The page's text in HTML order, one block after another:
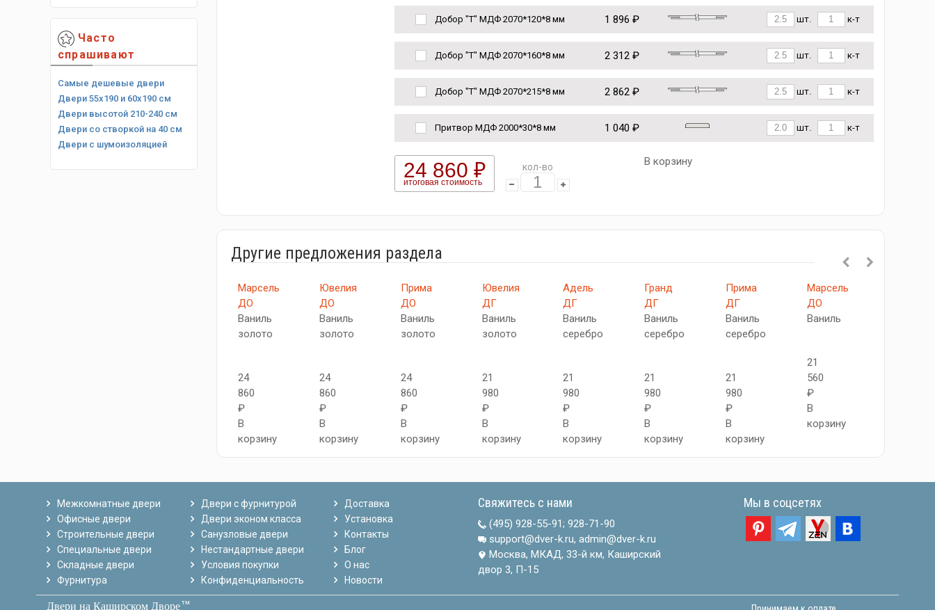
Часто
спрашивают
Самые дешевые двери
Двери 55х190 и 60х190 см
Двери высотой 210-240 см
Двери со створкой на 40 см
Двери с шумоизоляцией
Добор "Т" МДФ 2070*120*8 мм 1 896 ₽ шт. к-т
Добор "Т" МДФ 2070*160*8 мм 2 312 ₽ шт. к-т
Добор "Т" МДФ 2070*215*8 мм 2 862 ₽ шт. к-т
Притвор МДФ 2000*30*8 мм 1 040 ₽ шт. к-т
24 860 ₽
итоговая стоимость
кол-во В корзину
Другие предложения раздела
Марсель
ДО
Ваниль
золото
24
860
₽
В
корзину
Ювелия
ДО
Ваниль
золото
24
860
₽
В
корзину
Прима
ДО
Ваниль
золото
24
860
₽
В
корзину
Ювелия
ДГ
Ваниль
золото
21
980
₽
В
корзину
Адель
ДГ
Ваниль
серебро
21
980
₽
В
корзину
Гранд
ДГ
Ваниль
серебро
21
980
₽
В
корзину
Прима
ДГ
Ваниль
серебро
21
980
₽
В
корзину
Марсель
ДО
Ваниль
21
560
₽
В
корзину
Межкомнатные двери
Офисные двери
Строительные двери
Специальные двери
Складные двери
Фурнитура
Двери с фурнитурой
Двери эконом класса
Санузловые двери
Нестандартные двери
Условия покупки
Конфиденциальность
Доставка
Установка
Контакты
Блог
О нас
Новости
Свяжитесь с нами
(495) 928-55-91; 928-71-90
support@dver-k.ru, admin@dver-k.ru
Москва, МКАД, 33-й км, Каширский
двор 3, П-15
Мы в соцсетях
Двери на Каширском Дворетм